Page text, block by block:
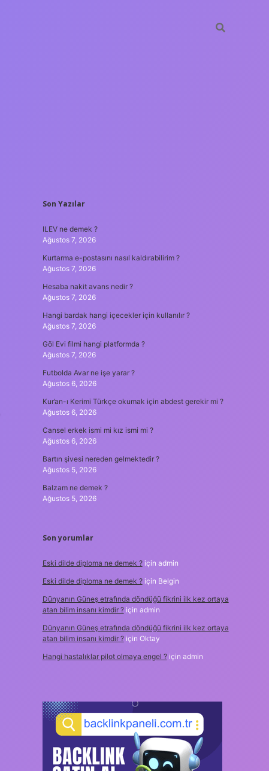
SIDEBAR
Son Yazılar
ILEV ne demek ?
Ağustos 7, 2026
Kurtarma e-postasını nasıl kaldırabilirim ?
Ağustos 7, 2026
Hesaba nakit avans nedir ?
Ağustos 7, 2026
Hangi bardak hangi içecekler için kullanılır ?
Ağustos 7, 2026
Göl Evi filmi hangi platformda ?
Ağustos 7, 2026
Futbolda Avar ne işe yarar ?
Ağustos 6, 2026
Kur’an-ı Kerimi Türkçe okumak için abdest gerekir mi ?
Ağustos 6, 2026
Cansel erkek ismi mi kız ismi mi ?
Ağustos 6, 2026
Bartın şivesi nereden gelmektedir ?
Ağustos 5, 2026
Balzam ne demek ?
Ağustos 5, 2026
Son yorumlar
Eski dilde diploma ne demek ?için admin
Eski dilde diploma ne demek ?için Belgin
Dünyanın Güneş etrafında döndüğü fikrini ilk kez ortaya
atan bilim insanı kimdir ?için admin
Dünyanın Güneş etrafında döndüğü fikrini ilk kez ortaya
atan bilim insanı kimdir ?için Oktay
Hangi hastalıklar pilot olmaya engel ?için admin